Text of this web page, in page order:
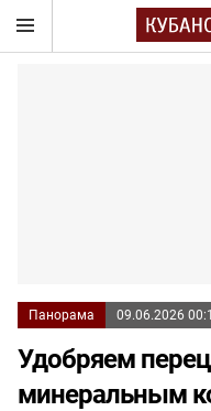
Панорама 09.06.2026
Удобряем
минеральным